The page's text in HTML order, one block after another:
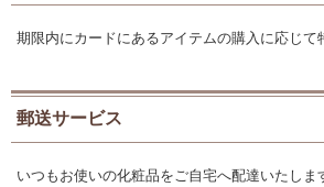
期限内にカードにあるアイテムの購入に応じて
郵送サービス
いつもお使いの化粧品をご自宅へ配達いたしま